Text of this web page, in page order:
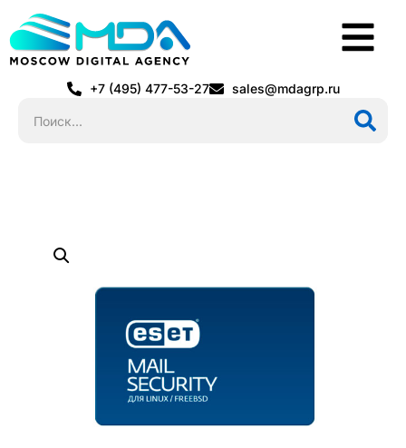
+7 (495) 477-53-27 sales@mdagrp.ru